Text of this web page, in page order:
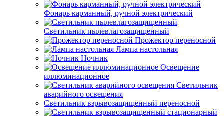
Фонарь карманный, ручной электрический
Светильник пылевлагозащищенный
Прожектор переносной
Лампа настольная
Ночник
Освещение
иллюминационное
Светильник
аварийного освещения
Светильник взрывозащищенный переносной